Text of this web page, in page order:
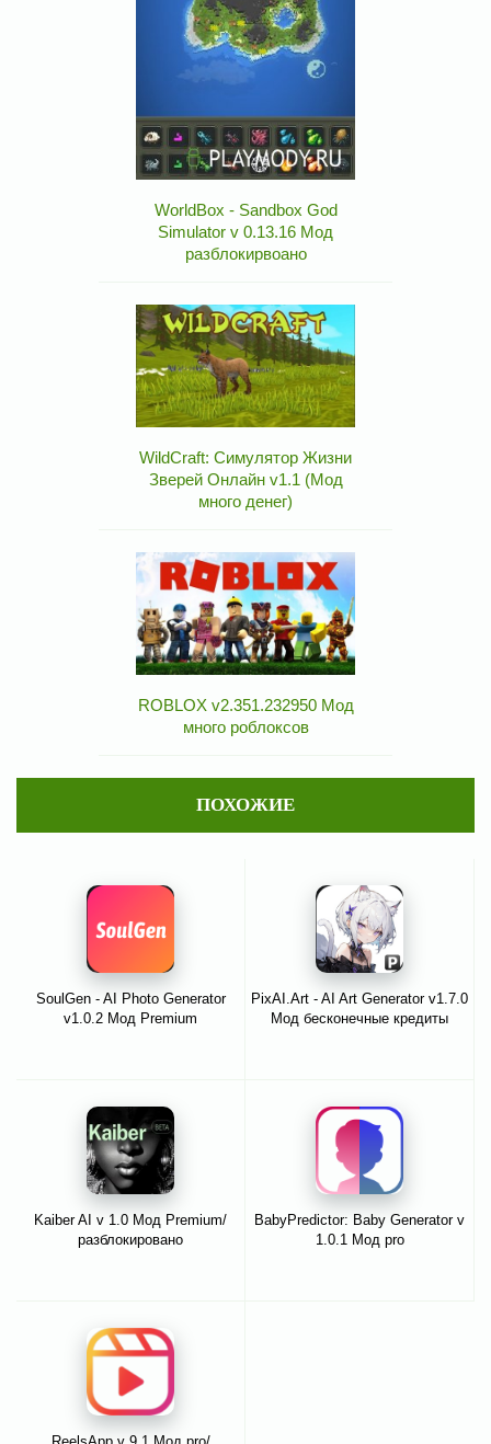
WorldBox - Sandbox God
Simulator v 0.13.16 Мод
разблокирвоано
WildCraft: Симулятор Жизни
Зверей Онлайн v1.1 (Мод
много денег)
ROBLOX v2.351.232950 Мод
много роблоксов
ПОХОЖИЕ
SoulGen - AI Photo Generator
v1.0.2 Мод Premium
PixAI.Art - AI Art Generator v1.7.0
Мод бесконечные кредиты
Kaiber AI v 1.0 Мод Premium/
разблокировано
BabyPredictor: Baby Generator v
1.0.1 Мод pro